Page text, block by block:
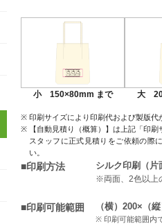
小 150×80mm まで 大
印刷サイズにより印刷代および製版代
【自動見積り（概算）】は上記「印
スタッフに正式見積りをご依頼の際
い。
■印刷方法 シルク印刷（片
※両面、2色以上
■印刷可能範囲 （横）200×（
印刷可能範囲内